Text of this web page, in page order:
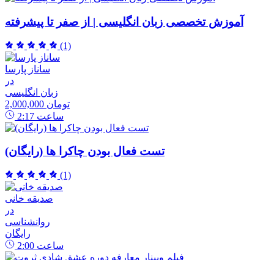
آموزش تخصصی زبان انگلیسی | از صفر تا پیشرفته
(1)
ساناز پارسا
در
زبان انگلیسی
2,000,000 تومان
2:17 ساعت
تست فعال بودن چاکرا ها (رایگان)
(1)
صدیقه خانی
در
روانشناسی
رایگان
2:00 ساعت